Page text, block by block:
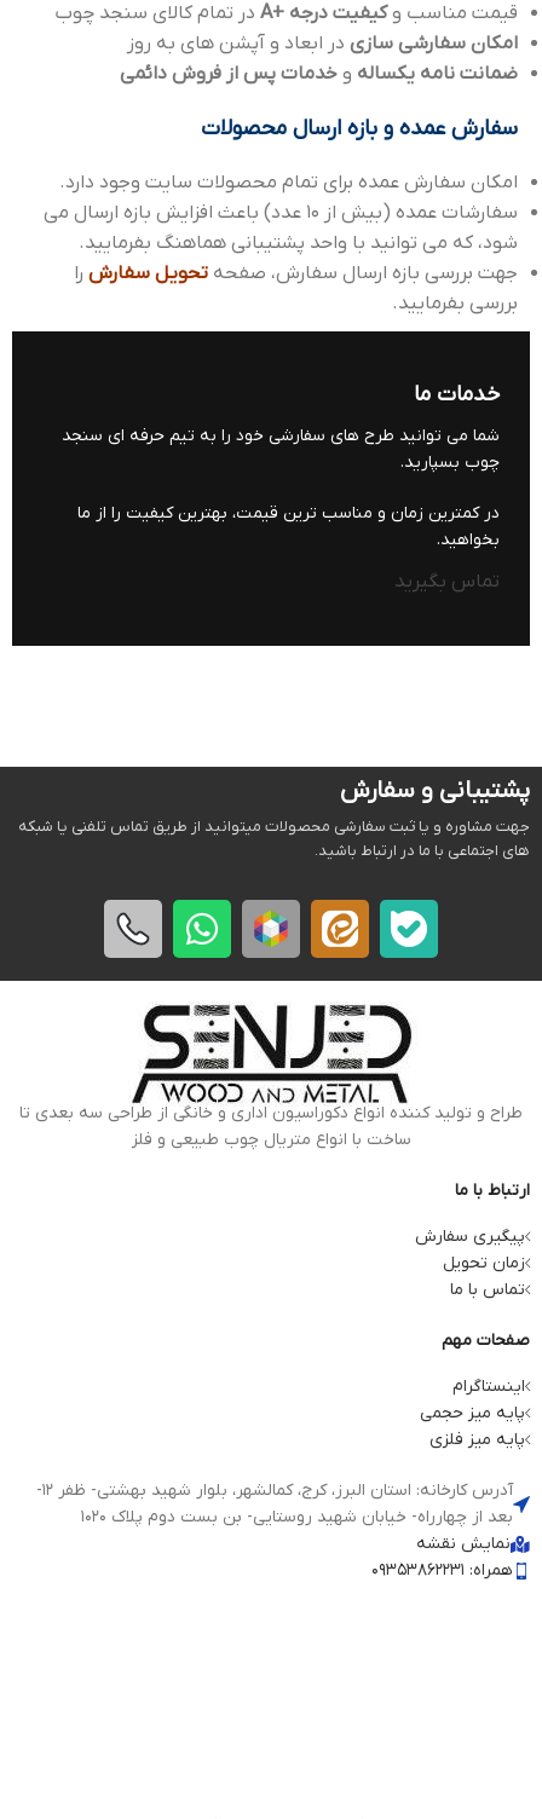
قیمت مناسب وکیفیت درجه +A
در تمام کالای سنجد چوب
امکان سفارشی سازی در ابعاد و آپشن های به روز
ضمانت نامه یکساله و خدمات پس از فروش دائمی
سفارش عمده و بازه ارسال محصولات
امکان سفارش عمده برای تمام محصولات سایت وجود دارد.
سفارشات عمده (بیش از 10 عدد) باعث افزایش بازه ارسال می
شود، که می توانید با واحد پشتیبانی هماهنگ بفرمایید.
جهت بررسی بازه ارسال سفارش، صفحه تحویل سفارش را
بررسی بفرمایید.
خدمات ما
شما می توانید طرح های سفارشی خود را به تیم حرفه ای سنجد
چوب بسپارید.
در کمترین زمان و مناسب ترین قیمت، بهترین کیفیت را از ما
بخواهید.
تماس بگیرید
پشتیبانی و سفارش
جهت مشاوره و یا ثبت سفارشی محصولات میتوانید از طریق تماس تلفنی یا شبکه
های اجتماعی با ما در ارتباط باشید.
طراح و تولید کننده انواع دکوراسیون اداری و خانگی از طراحی سه بعدی تا
ساخت با انواع متریال چوب طبیعی و فلز
ارتباط با ما
پیگیری سفارش
زمان تحویل
تماس با ما
صفحات مهم
اینستاگرام
پایه میز حجمی
پایه میز فلزی
آدرس کارخانه: استان البرز، کرج، کمالشهر، بلوار شهید بهشتی- ظفر 12-
بعد از چهارراه- خیابان شهید روستایی- بن بست دوم پلاک 1020
نمایش نقشه
همراه: 09353862231